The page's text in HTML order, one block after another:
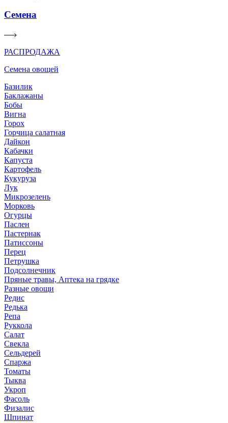
Семена
РАСПРОДАЖА
Семена овощей
Базилик
Баклажаны
Бобы
Вигна
Горох
Горчица салатная
Дайкон
Кабачки
Капуста
Картофель
Кукуруза
Лук
Микрозелень
Морковь
Огурцы
Паслен
Пастернак
Патиссоны
Перец
Петрушка
Подсолнечник
Пряные травы, Аптека на грядке
Разные овощи
Редис
Редька
Репа
Руккола
Салат
Свекла
Сельдерей
Спаржа
Томаты
Тыква
Укроп
Фасоль
Физалис
Шпинат